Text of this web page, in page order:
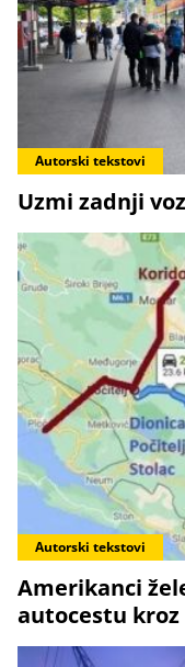
Autorski tekstovi
Uzmi zadnji
Autorski tekstovi
Amerikanci
autocestu kroz